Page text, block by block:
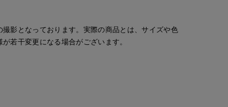
撮影となっております。実際の商品とは、サイズや色
若干変更になる場合がございます。